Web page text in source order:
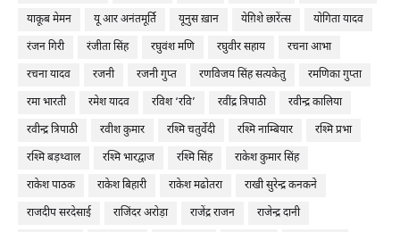
याकूब मेमन
यू आर अनंतमूर्ति यूनुस ख़ान येग़िशे छारेंत्स
योगिता यादव
रंजन गिरी
रंजीता सिंह रघुवंश मणि रघुवीर सहाय
रचना आभा
रचना यादव
रजनी रजनी गुप्त रणविजय सिंह सत्यकेतु
रमणिका गुप्ता
रमा भारती
रमेश यादव रविश ‘रवि’ रवींद्र त्रिपाठी
रवीन्द्र कालिया
रवीन्द्र त्रिपाठी
रवीश कुमार रश्मि चतुर्वेदी रश्मि नाम्बियार
रश्मि प्रभा
रश्मि बड़थ्वाल
रश्मि भारद्वाज रश्मि सिंह
राकेश कुमार सिंह
राकेश पाठक
राकेश बिहारी राकेश मढोतरा
राखी सुरेन्द्र कनकने
राजदीप सरदेसाई
राजिंदर अरोड़ा राजेंद्र राजन
राजेन्द्र दानी